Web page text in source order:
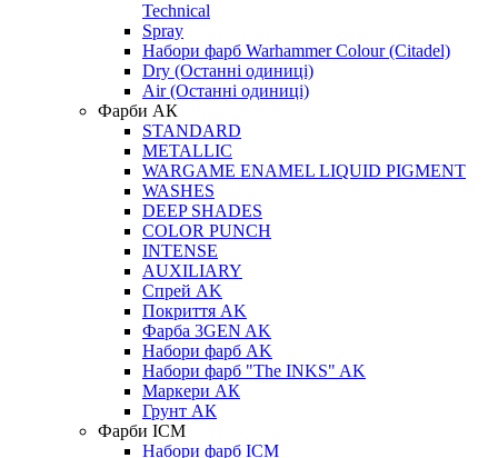
Technical
Spray
Набори фарб Warhammer Colour (Citadel)
Dry (Останні одиниці)
Air (Останні одиниці)
Фарби АК
STANDARD
METALLIC
WARGAME ENAMEL LIQUID PIGMENT
WASHES
DEEP SHADES
COLOR PUNCH
INTENSE
AUXILIARY
Спрей AK
Покриття AK
Фарба 3GEN AK
Набори фарб AK
Набори фарб "The INKS" AK
Маркери АК
Грунт АК
Фарби ICM
Набори фарб ICM